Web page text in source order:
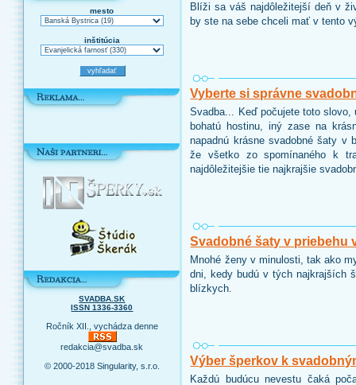
mesto
inštitúcia
SVADBA.SK
ISSN 1336-3360
Ročník XII., vychádza denne
redakcia@svadba.sk
© 2000-2018 Singularity, s.r.o.
Blíži sa váš najdôležitejší deň v
by ste na sebe chceli mať v tento
Vyberte si správne
Svadba... Keď počujete toto
bohatú hostinu, iný zase na
napadnú krásne svadobné šaty v
že všetko zo spomínaného k
najdôležitejšie tie najkrajšie
Svadobné šaty v priebehu
Mnohé ženy v minulosti, tak ako
dni, kedy budú v tých najkrajších
blízkych.
Výber šperkov k
Každú budúcu nevestu čaká